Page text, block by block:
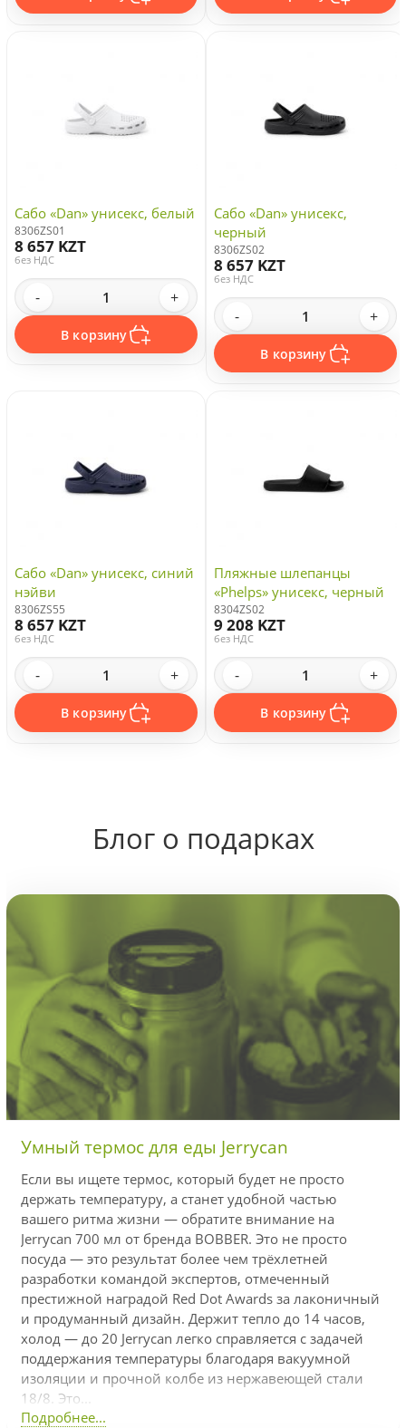
Сабо «Dan» унисекс, белый
8306ZS01
8 657 KZT
без НДС
- +
В корзину
Сабо «Dan» унисекс,
черный
8306ZS02
8 657 KZT
без НДС
- +
В корзину
Сабо «Dan» унисекс, синий
нэйви
8306ZS55
8 657 KZT
без НДС
- +
В корзину
Пляжные шлепанцы
«Phelps» унисекс, черный
8304ZS02
9 208 KZT
без НДС
- +
В корзину
Блог о подарках
Умный термос для еды Jerrycan
Если вы ищете термос, который будет не просто
держать температуру, а станет удобной частью
вашего ритма жизни — обратите внимание на
Jerrycan 700 мл от бренда BOBBER. Это не просто
посуда — это результат более чем трёхлетней
разработки командой экспертов, отмеченный
престижной наградой Red Dot Awards за лаконичный
и продуманный дизайн. Держит тепло до 14 часов,
холод — до 20 Jerrycan легко справляется с задачей
поддержания температуры благодаря вакуумной
изоляции и прочной колбе из нержавеющей стали
18/8. Это...
Подробнее...